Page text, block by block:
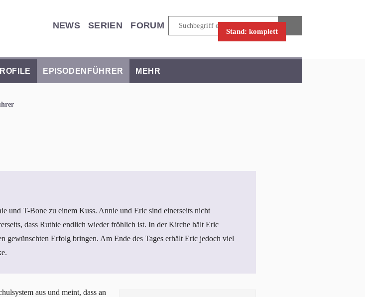
NEWS SERIEN FORUM
Stand: komplett
EPISODENFÜHRER MEHR
und T-Bone zu einem Kuss. Annie und Eric sind einerseits nicht
dass Ruthie endlich wieder fröhlich ist. In der Kirche hält Eric
gewünschten Erfolg bringen. Am Ende des Tages erhält Eric jedoch viel
aus und meint, dass an